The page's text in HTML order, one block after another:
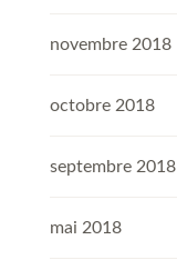
novembre 2018
octobre 2018
septembre 2018
mai 2018